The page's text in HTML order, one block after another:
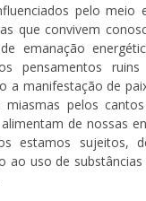
pelo meio
que convivem
emanação
pensamentos
a manifestação de
miasmas pelos
de nossas
estamos sujeitos,
ao uso de